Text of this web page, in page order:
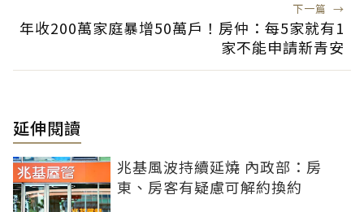
下一篇 →
年收200萬家庭暴增50萬戶！房仲：每5家就有1
家不能申請新青安
延伸閱讀
兆基風波持續延燒 內政部：房
東、房客有疑慮可解約換約